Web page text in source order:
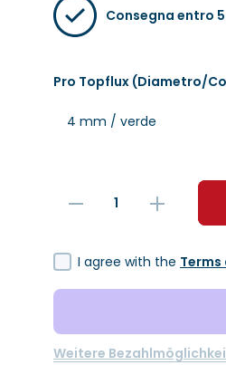
Consegna entro
Pro Topflux (Diametro/
Verringere
Topflux
(100pz)
Erhöhe
Topflux
(100pz)
I agree with the
Weitere